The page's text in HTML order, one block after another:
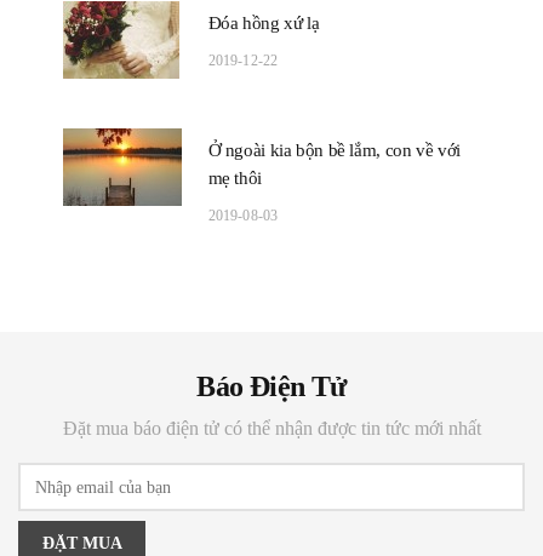
Đóa hồng xứ lạ
2019-12-22
Ở ngoài kia bộn bề lắm, con về với
mẹ thôi
2019-08-03
Báo Điện Tử
Đặt mua báo điện tử có thể nhận được tin tức mới nhất
ĐẶT MUA